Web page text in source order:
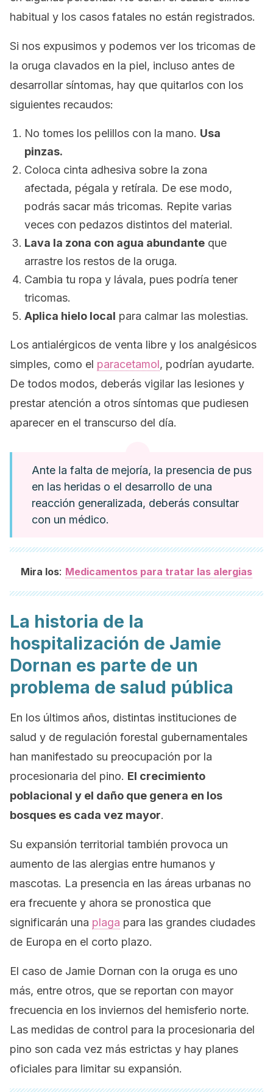
habitual y los casos fatales no están registrados.
Si nos expusimos y podemos ver los tricomas de
la oruga clavados en la piel, incluso antes de
desarrollar síntomas, hay que quitarlos con los
siguientes recaudos:
No tomes los pelillos con la mano. Usa
pinzas.
Coloca cinta adhesiva sobre la zona
afectada, pégala y retírala. De ese modo,
podrás sacar más tricomas. Repite varias
veces con pedazos distintos del material.
Lava la zona con agua abundante que
arrastre los restos de la oruga.
Cambia tu ropa y lávala, pues podría tener
tricomas.
Aplica hielo local para calmar las molestias.
Los antialérgicos de venta libre y los analgésicos
simples, como el paracetamol, podrían ayudarte.
De todos modos, deberás vigilar las lesiones y
prestar atención a otros síntomas que pudiesen
aparecer en el transcurso del día.
Ante la falta de mejoría, la presencia de pus
en las heridas o el desarrollo de una
reacción generalizada, deberás consultar
con un médico.
Mira los: Medicamentos para tratar las alergias
La historia de la
hospitalización de Jamie
Dornan es parte de un
problema de salud pública
En los últimos años, distintas instituciones de
salud y de regulación forestal gubernamentales
han manifestado su preocupación por la
procesionaria del pino. El crecimiento
poblacional y el daño que genera en los
bosques es cada vez mayor.
Su expansión territorial también provoca un
aumento de las alergias entre humanos y
mascotas. La presencia en las áreas urbanas no
era frecuente y ahora se pronostica que
significarán una plaga para las grandes ciudades
de Europa en el corto plazo.
El caso de Jamie Dornan con la oruga es uno
más, entre otros, que se reportan con mayor
frecuencia en los inviernos del hemisferio norte.
Las medidas de control para la procesionaria del
pino son cada vez más estrictas y hay planes
oficiales para limitar su expansión.